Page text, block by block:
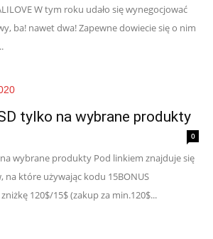
W tym roku udało się wynegocjować
ba! nawet dwa! Zapewne dowiecie się o nim
tylko na wybrane produkty
0
wybrane produkty Pod linkiem znajduje się
na które używając kodu 15BONUS
120$/15$ (zakup za min.120$...